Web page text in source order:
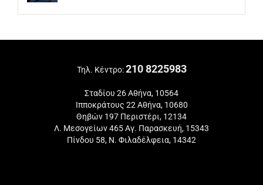
Τηλ. Κέντρο:210 8225983
Σταδίου 26 Αθήνα, 10564
Ιπποκράτους 22 Αθήνα, 10680
Θηβών 197 Περιστέρι, 12134
Λ. Μεσογείων 465 Αγ. Παρασκευή, 15343
Πίνδου 58, Ν. Φιλαδέλφεια, 14342